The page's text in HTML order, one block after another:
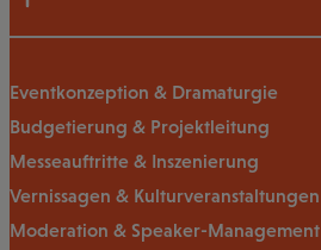
Eventkonzeption & Dramaturgie
Budgetierung & Projektleitung
Messeauftritte & Inszenierung
Vernissagen & Kulturveranstaltungen
Moderation & Speaker-Management